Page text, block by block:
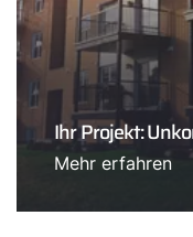
Ihr Projekt:
Mehr erfahren